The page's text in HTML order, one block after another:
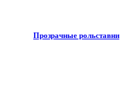
Прозрачные рольставни